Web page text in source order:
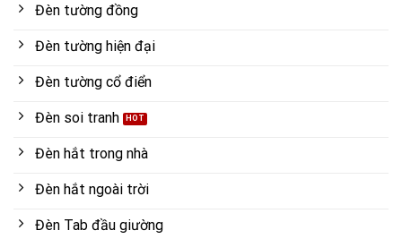
Đèn tường đồng
Đèn tường hiện đại
Đèn tường cổ điển
Đèn soi tranh
Đèn hắt trong nhà
Đèn hắt ngoài trời
Đèn Tab đầu giường